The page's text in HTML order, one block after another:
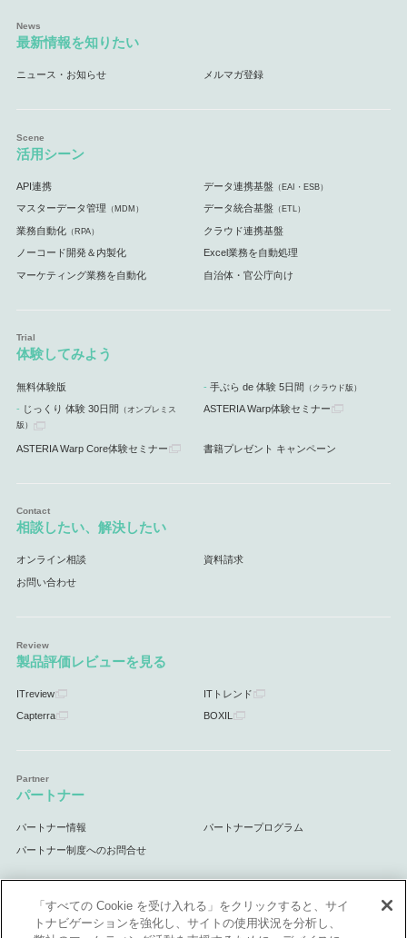
最新情報を知りたい
ニュース・お知らせ メルマガ登録
活用シーン
API連携 データ連携基盤 （EAI・ESB）
マスターデータ管理 （MDM） データ統合基盤 （ETL）
業務自動化（RPA） クラウド連携基盤
ノーコード開発＆内製化 Excel業務を自動処理
マーケティング業務を自動化 自治体・官公庁向け
体験してみよう
無料体験版 手ぶら de 体験 5日間 （クラウド版）
じっくり 体験 30日間 （オンプレミス
版）
ASTERIA Warp体験セミナー
ASTERIA Warp Core体験セミナー 書籍プレゼント キャンペーン
相談したい、解決したい
オンライン相談 資料請求
お問い合わせ
製品評価レビューを見る
ITreview ITトレンド
Capterra BOXIL
パートナー
パートナー情報 パートナープログラム
パートナー制度へのお問合せ
サポート
「すべての Cookie を受け入れる」をクリックすると、サイ
トナビゲーションを強化し、サイトの使用状況を分析し、